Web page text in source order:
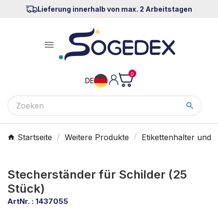
Lieferung innerhalb von max. 2 Arbeitstagen

DE
0
Startseite Weitere Produkte Etikettenhalter und
Stecherständer für Schilder (25
Stück)
ArtNr. : 1437055